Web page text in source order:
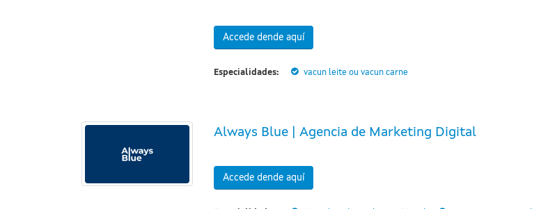
Accede dende aquí
Especialidades: vacun leite ou vacun carne
Always Blue | Agencia de Marketing Digital
Accede dende aquí